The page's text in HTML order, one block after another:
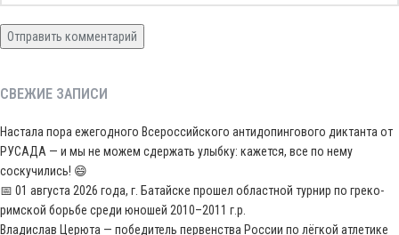
СВЕЖИЕ ЗАПИСИ
Настала пора ежегодного Всероссийского антидопингового диктанта от
РУСАДА — и мы не можем сдержать улыбку: кажется, все по нему
соскучились! 😄
📅 01 августа 2026 года, г. Батайске прошел областной турнир по греко-
римской борьбе среди юношей 2010–2011 г.р.
Владислав Церюта — победитель первенства России по лёгкой атлетике